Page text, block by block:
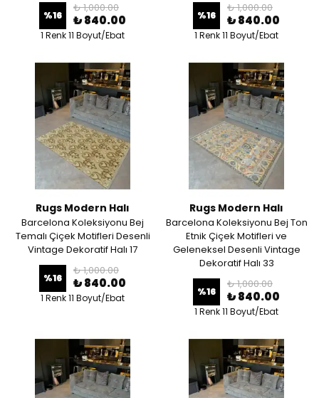
%16
₺ 1,000.00
₺ 840.00
1 Renk 11 Boyut/Ebat
%16
₺ 1,000.00
₺ 840.00
1 Renk 11 Boyut/Ebat
Rugs Modern Halı
Barcelona Koleksiyonu Bej
Temalı Çiçek Motifleri Desenli
Vintage Dekoratif Halı 17
%16
₺ 1,000.00
₺ 840.00
1 Renk 11 Boyut/Ebat
Rugs Modern Halı
Barcelona Koleksiyonu Bej Ton
Etnik Çiçek Motifleri ve
Geleneksel Desenli Vintage
Dekoratif Halı 33
%16
₺ 1,000.00
₺ 840.00
1 Renk 11 Boyut/Ebat